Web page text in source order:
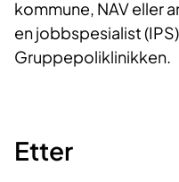
kommune, NAV eller
en jobbspesialist
Gruppepoliklinikken.
Etter​